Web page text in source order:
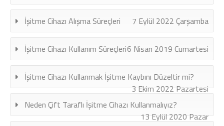
İşitme Cihazı Alışma Süreçleri 7 Eylül 2022 Çarşamba
İşitme Cihazı Kullanım Süreçleri6 Nisan 2019 Cumartesi
İşitme Cihazı Kullanmak İşitme Kaybını Düzeltir mi?
3 Ekim 2022 Pazartesi
Neden Çift Taraflı İşitme Cihazı Kullanmalıyız?
13 Eylül 2020 Pazar